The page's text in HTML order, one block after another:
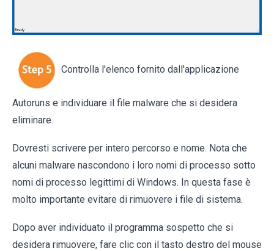
Controlla l'elenco fornito dall'applicazione
Autoruns e individuare il file malware che si desidera
eliminare.
Dovresti scrivere per intero percorso e nome. Nota che
alcuni malware nascondono i loro nomi di processo sotto
nomi di processo legittimi di Windows. In questa fase è
molto importante evitare di rimuovere i file di sistema.
Dopo aver individuato il programma sospetto che si
desidera rimuovere, fare clic con il tasto destro del mouse